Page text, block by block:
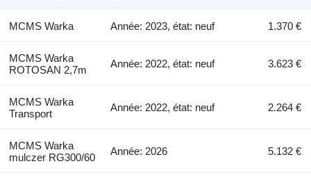
MCMS Warka Année: 2023, état: neuf 1.370 €
MCMS Warka
ROTOSAN 2,7m
Année: 2022, état: neuf 3.623 €
MCMS Warka
Transport
Année: 2022, état: neuf 2.264 €
MCMS Warka
mulczer RG300/60
Année: 2026 5.132 €